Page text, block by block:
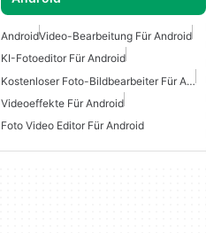
AndroidVideo-Bearbeitung Für Android
KI-Fotoeditor Für Android
Kostenloser Foto-Bildbearbeiter Für Android
Videoeffekte Für Android
Foto Video Editor Für Android